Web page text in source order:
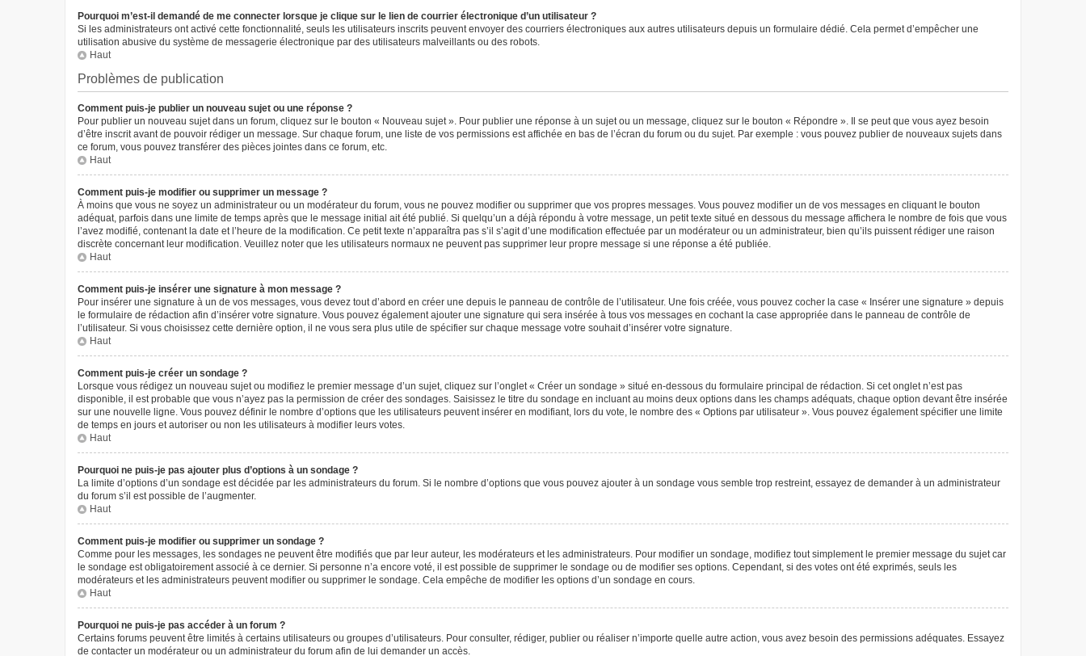
Pourquoi m’est-il demandé de me connecter lorsque je clique sur le lien de courrier électronique d’un utilisateur ?
Si les administrateurs ont activé cette fonctionnalité, seuls les utilisateurs inscrits peuvent envoyer des courriers électroniques aux autres utilisateurs depuis un formulaire dédié. Cela permet d’empêcher une
utilisation abusive du système de messagerie électronique par des utilisateurs malveillants ou des robots.
Haut
Problèmes de publication
Comment puis-je publier un nouveau sujet ou une réponse ?
Pour publier un nouveau sujet dans un forum, cliquez sur le bouton « Nouveau sujet ». Pour publier une réponse à un sujet ou un message, cliquez sur le bouton « Répondre ». Il se peut que vous ayez besoin
d’être inscrit avant de pouvoir rédiger un message. Sur chaque forum, une liste de vos permissions est affichée en bas de l’écran du forum ou du sujet. Par exemple : vous pouvez publier de nouveaux sujets dans
ce forum, vous pouvez transférer des pièces jointes dans ce forum, etc.
Haut
Comment puis-je modifier ou supprimer un message ?
À moins que vous ne soyez un administrateur ou un modérateur du forum, vous ne pouvez modifier ou supprimer que vos propres messages. Vous pouvez modifier un de vos messages en cliquant le bouton
adéquat, parfois dans une limite de temps après que le message initial ait été publié. Si quelqu’un a déjà répondu à votre message, un petit texte situé en dessous du message affichera le nombre de fois que vous
l’avez modifié, contenant la date et l’heure de la modification. Ce petit texte n’apparaîtra pas s’il s’agit d’une modification effectuée par un modérateur ou un administrateur, bien qu’ils puissent rédiger une raison
discrète concernant leur modification. Veuillez noter que les utilisateurs normaux ne peuvent pas supprimer leur propre message si une réponse a été publiée.
Haut
Comment puis-je insérer une signature à mon message ?
Pour insérer une signature à un de vos messages, vous devez tout d’abord en créer une depuis le panneau de contrôle de l’utilisateur. Une fois créée, vous pouvez cocher la case « Insérer une signature » depuis
le formulaire de rédaction afin d’insérer votre signature. Vous pouvez également ajouter une signature qui sera insérée à tous vos messages en cochant la case appropriée dans le panneau de contrôle de
l’utilisateur. Si vous choisissez cette dernière option, il ne vous sera plus utile de spécifier sur chaque message votre souhait d’insérer votre signature.
Haut
Comment puis-je créer un sondage ?
Lorsque vous rédigez un nouveau sujet ou modifiez le premier message d’un sujet, cliquez sur l’onglet « Créer un sondage » situé en-dessous du formulaire principal de rédaction. Si cet onglet n’est pas
disponible, il est probable que vous n’ayez pas la permission de créer des sondages. Saisissez le titre du sondage en incluant au moins deux options dans les champs adéquats, chaque option devant être insérée
sur une nouvelle ligne. Vous pouvez définir le nombre d’options que les utilisateurs peuvent insérer en modifiant, lors du vote, le nombre des « Options par utilisateur ». Vous pouvez également spécifier une limite
de temps en jours et autoriser ou non les utilisateurs à modifier leurs votes.
Haut
Pourquoi ne puis-je pas ajouter plus d’options à un sondage ?
La limite d’options d’un sondage est décidée par les administrateurs du forum. Si le nombre d’options que vous pouvez ajouter à un sondage vous semble trop restreint, essayez de demander à un administrateur
du forum s’il est possible de l’augmenter.
Haut
Comment puis-je modifier ou supprimer un sondage ?
Comme pour les messages, les sondages ne peuvent être modifiés que par leur auteur, les modérateurs et les administrateurs. Pour modifier un sondage, modifiez tout simplement le premier message du sujet car
le sondage est obligatoirement associé à ce dernier. Si personne n’a encore voté, il est possible de supprimer le sondage ou de modifier ses options. Cependant, si des votes ont été exprimés, seuls les
modérateurs et les administrateurs peuvent modifier ou supprimer le sondage. Cela empêche de modifier les options d’un sondage en cours.
Haut
Pourquoi ne puis-je pas accéder à un forum ?
Certains forums peuvent être limités à certains utilisateurs ou groupes d’utilisateurs. Pour consulter, rédiger, publier ou réaliser n’importe quelle autre action, vous avez besoin des permissions adéquates. Essayez
de contacter un modérateur ou un administrateur du forum afin de lui demander un accès.